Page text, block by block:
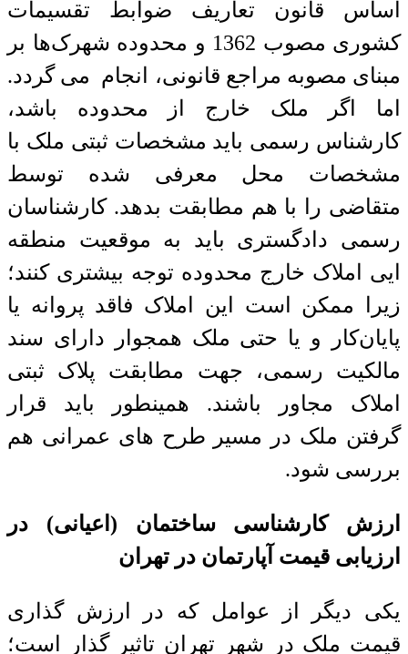
اساس قانون تعاریف ضوابط تقسیمات
کشوری مصوب 1362 و محدوده شهرک‌ها بر
مبنای مصوبه مراجع قانونی، انجام می گردد.
اما اگر ملک خارج از محدوده باشد،
کارشناس رسمی باید مشخصات ثبتی ملک با
مشخصات محل معرفی شده توسط
متقاضی را با هم مطابقت بدهد. کارشناسان
رسمی دادگستری باید به موقعیت منطقه
ایی املاک خارج محدوده توجه بیشتری کنند؛
زیرا ممکن است این املاک فاقد پروانه یا
پایان‌کار و یا حتی ملک همجوار دارای سند
مالکیت رسمی، جهت مطابقت پلاک ثبتی
املاک مجاور باشند. همینطور باید قرار
گرفتن ملک در مسیر طرح های عمرانی هم
بررسی شود.
ارزش کارشناسی ساختمان (اعیانی) در
ارزیابی قیمت آپارتمان در تهران
یکی دیگر از عوامل که در ارزش گذاری
قیمت ملک در شهر تهران تاثیر گذار است؛